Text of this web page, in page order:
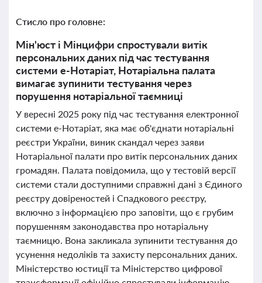
Стисло про головне:
Мін'юст і Мінцифри спростували витік
персональних даних під час тестування
системи е-Нотаріат, Нотаріальна палата
вимагає зупинити тестування через
порушення нотаріальної таємниці
У вересні 2025 року під час тестування електронної
системи е-Нотаріат, яка має об'єднати нотаріальні
реєстри України, виник скандал через заяви
Нотаріальної палати про витік персональних даних
громадян. Палата повідомила, що у тестовій версії
системи стали доступними справжні дані з Єдиного
реєстру довіреностей і Спадкового реєстру,
включно з інформацією про заповіти, що є грубим
порушенням законодавства про нотаріальну
таємницю. Вона закликала зупинити тестування до
усунення недоліків та захисту персональних даних.
Міністерство юстиції та Міністерство цифрової